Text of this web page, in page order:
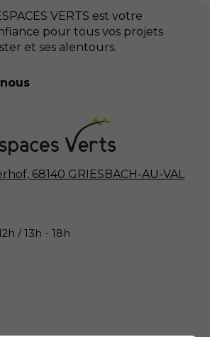
68140 GRIESBACH-AU-VAL
/ 13h - 18h
VERTS est votre
pour tous vos projets
et ses alentours.